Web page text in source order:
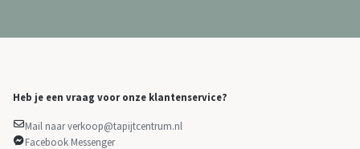
Heb je een vraag voor onze klantenservice?
Mail naar verkoop@tapijtcentrum.nl
Facebook Messenger